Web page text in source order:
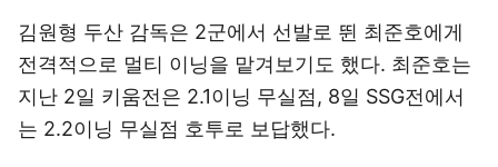
김원형 두산 감독은 2군에서 선발로 뛴 최준호에게
전격적으로 멀티 이닝을 맡겨보기도 했다. 최준호는
지난 2일 키움전은 2.1이닝 무실점, 8일 SSG전에서
는 2.2이닝 무실점 호투로 보답했다.